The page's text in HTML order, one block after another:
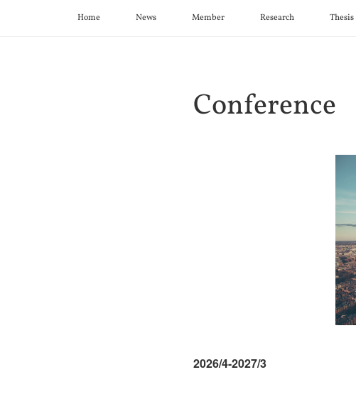
Home News Member Research Thesis
Conference
2026/4-2027/3